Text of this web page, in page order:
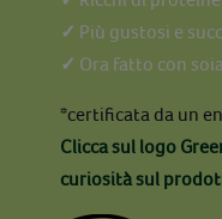
✓ Più gustosi e
✓ Ora fatto con soia
*certificata da un
Clicca sul logo
curiosità sul